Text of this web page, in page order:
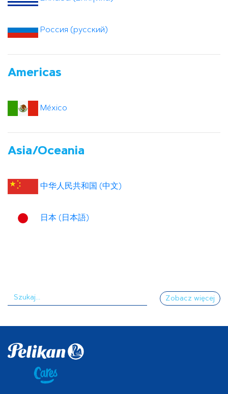
Россия (русский)
Americas
México
Asia/Oceania
中华人民共和国 (中文)
日本 (日本語)
Zobacz więcej